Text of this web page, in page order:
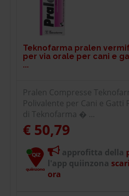
Teknofarma pralen
per via orale per cani e
...
Pralen Compresse
Polivalente per Cani e Gatti
di Teknofarma � ...
€ 50,79
approfitta della
l'app quiinzona
ora